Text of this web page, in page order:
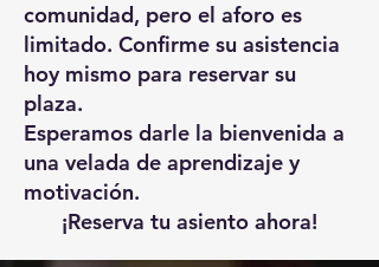
comunidad, pero el aforo es
limitado. Confirme su asistencia
hoy mismo para reservar su
plaza.
Esperamos darle la bienvenida a
una velada de aprendizaje y
motivación.
¡Reserva tu asiento ahora!